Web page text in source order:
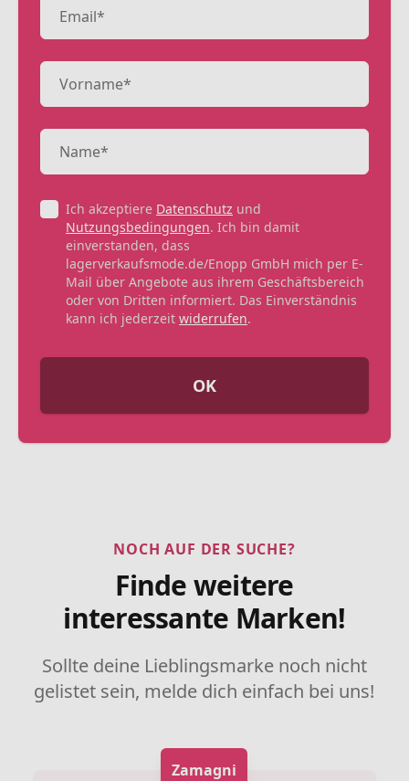
Ich akzeptiere Datenschutz und
Nutzungsbedingungen. Ich bin damit
einverstanden, dass
lagerverkaufsmode.de/Enopp GmbH mich per E-
Mail über Angebote aus ihrem Geschäftsbereich
oder von Dritten informiert. Das Einverständnis
kann ich jederzeit widerrufen.
OK
NOCH AUF DER SUCHE?
Finde weitere
interessante Marken!
Sollte deine Lieblingsmarke noch nicht
gelistet sein, melde dich einfach bei uns!
Zamagni